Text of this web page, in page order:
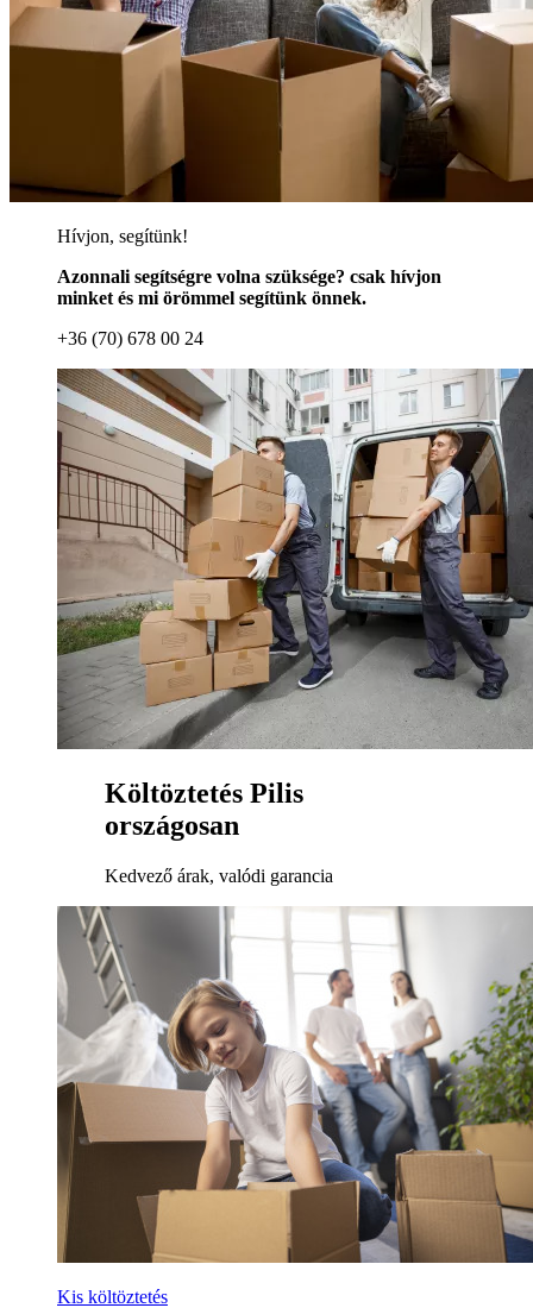
Hívjon, segítünk!
Azonnali segítségre volna szüksége? csak hívjon
minket és mi örömmel segítünk önnek.
+36 (70) 678 00 24
Költöztetés Pilis
országosan
Kedvező árak, valódi garancia
Kis költöztetés